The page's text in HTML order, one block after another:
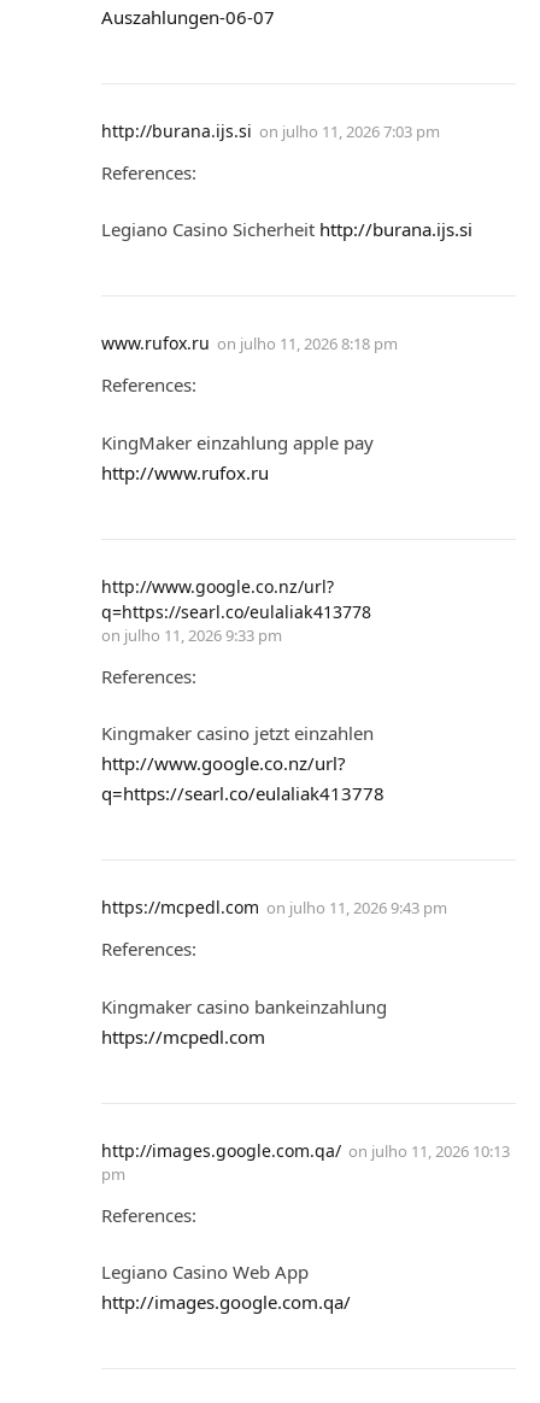
Auszahlungen-06-07
http://burana.ijs.si on julho 11, 2026 7:03 pm
References:
Legiano Casino Sicherheit http://burana.ijs.si
www.rufox.ru on julho 11, 2026 8:18 pm
References:
KingMaker einzahlung apple pay
http://www.rufox.ru
http://www.google.co.nz/url?
q=https://searl.co/eulaliak413778
on julho 11, 2026 9:33 pm
References:
Kingmaker casino jetzt einzahlen
http://www.google.co.nz/url?
q=https://searl.co/eulaliak413778
https://mcpedl.com on julho 11, 2026 9:43 pm
References:
Kingmaker casino bankeinzahlung
https://mcpedl.com
http://images.google.com.qa/ on julho 11, 2026 10:13
pm
References:
Legiano Casino Web App
http://images.google.com.qa/